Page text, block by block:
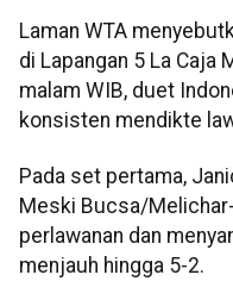
Laman WTA
di Lapangan 5 La Caja
malam WIB, duet
konsisten mendikte
Pada set pertama,
Meski Bucsa/
perlawanan dan
menjauh hingga 5-2.